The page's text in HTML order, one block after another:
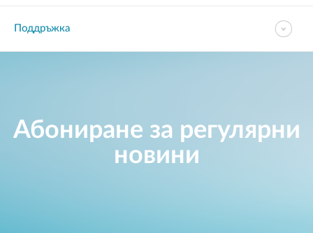
Поддръжка
Абониране за регулярни
новини